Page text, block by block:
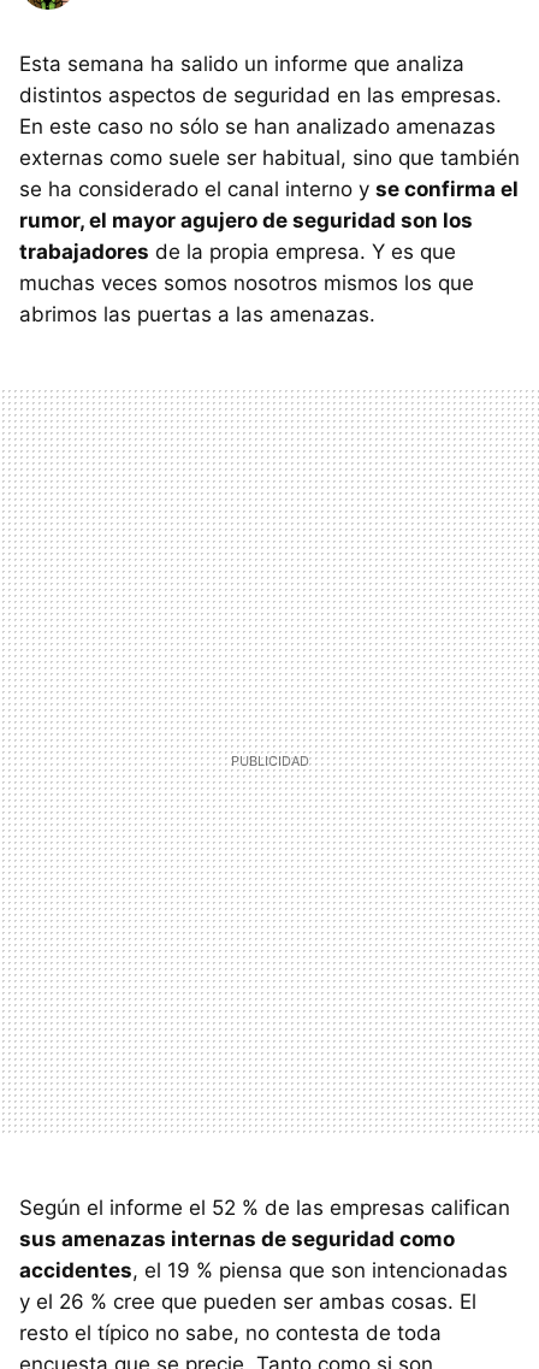
Esta semana ha salido un informe que analiza
distintos aspectos de seguridad en las empresas.
En este caso no sólo se han analizado amenazas
externas como suele ser habitual, sino que también
se ha considerado el canal interno y se confirma el
rumor, el mayor agujero de seguridad son los
trabajadores de la propia empresa. Y es que
muchas veces somos nosotros mismos los que
abrimos las puertas a las amenazas.
Según el informe el 52 % de las empresas califican
sus amenazas internas de seguridad como
accidentes, el 19 % piensa que son intencionadas
y el 26 % cree que pueden ser ambas cosas. El
resto el típico no sabe, no contesta de toda
encuesta que se precie. Tanto como si son